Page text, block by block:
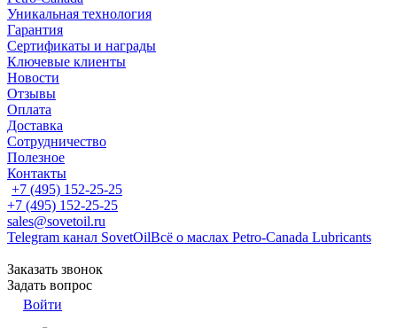
Уникальная технология
Гарантия
Сертификаты и награды
Ключевые клиенты
Новости
Отзывы
Оплата
Доставка
Сотрудничество
Полезное
Контакты
+7 (495) 152-25-25
+7 (495) 152-25-25
sales@sovetoil.ru
Telegram канал SovetOilВсё о маслах Petro-Canada Lubricants
Заказать звонок
Задать вопрос
Войти